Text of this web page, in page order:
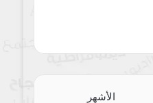
الأشهر